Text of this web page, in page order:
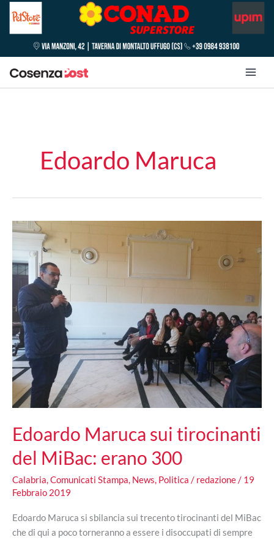
Edoardo Maruca
Edoardo Maruca sui tirocinanti
del MiBac: erano 300
Calabria,Comunicati Stampa, News, Politica / redazione/ 19
Febbraio 2019
Edoardo Maruca si sbilancia sui trecento tirocinanti del MiBac
che di qui a poco torneranno a essere i disoccupati di sempre